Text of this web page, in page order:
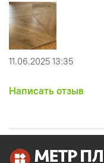
11.06.2025 13:35
Написать отзыв